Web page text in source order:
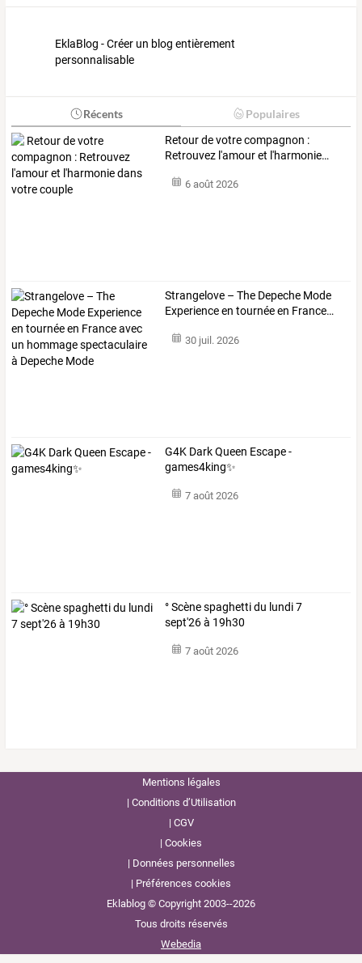
EklaBlog - Créer un blog entièrement
personnalisable
Récents Populaires
Retourdevotrecompagnon :
Retrouvez l'amouret l'harmonie…
6 août 2026
Strangelove – The Depeche Mode
Experienceen tournéeen France…
30 juil. 2026
G4K Dark Queen Escape -
games4king✨
7 août 2026
° Scène spaghetti du lundi 7
sept'26 à 19h30
7 août 2026
Mentions légales
Conditions d’Utilisation
CGV
Cookies
Données personnelles
Préférences cookies
Eklablog © Copyright 2003--2026
Tous droits réservés
Webedia